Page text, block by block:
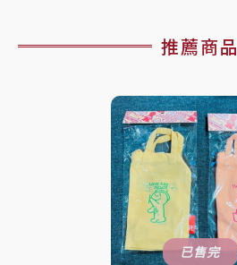
推薦商品
已售完